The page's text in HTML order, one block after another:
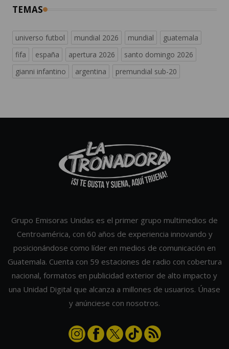
TEMAS
universo futbol mundial 2026 mundial
guatemala
fifa
españa apertura 2026
santo domingo 2026
gianni infantino
argentina premundial sub-20
Grupo Emisoras Unidas es el primer grupo multimedios de
Centroamérica, con 60 años de experiencia innovando y
posicionándose como líder en medios de comunicación en
Guatemala. Cuenta con 59 estaciones de radio con cobertura
nacional, formatos en publicidad exterior de alto impacto y
una Unidad Digital que alcanza a millones de usuarios. Únase
y anúnciese con nosotros.